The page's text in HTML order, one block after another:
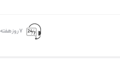
۷ روز ﻫﻔﺘﻪ، ۲۴ ﺳﺎﻋﺘﻪ